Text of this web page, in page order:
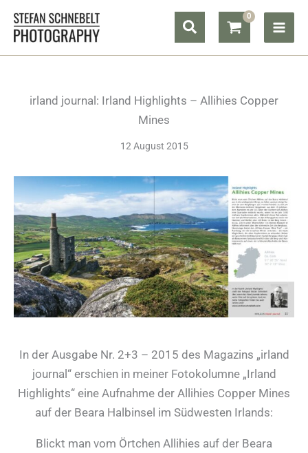
Zum
Inhalt
Suchen
irland journal: Irland Highlights – Allihies Copper
Mines
12 August 2015
In der Ausgabe Nr. 2+3 – 2015 des Magazins „irland
journal“ erschien in meiner Fotokolumne „Irland
Highlights“ eine Aufnahme der Allihies Copper Mines
auf der Beara Halbinsel im Südwesten Irlands:
Blickt man vom Örtchen Allihies auf der Beara